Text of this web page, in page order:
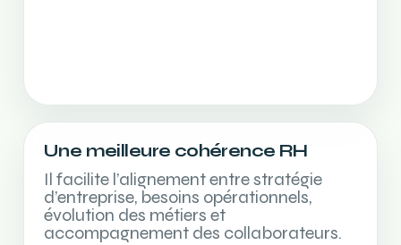
Une meilleure cohérence RH
Il facilite l’alignement entre stratégie
d’entreprise, besoins opérationnels,
évolution des métiers et
accompagnement des collaborateurs.